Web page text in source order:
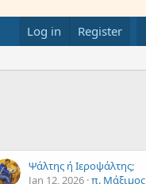
Log in Register
Ψάλτης ή Ιεροψάλτης;
Jan 12, 2026 π. Μάξιμος